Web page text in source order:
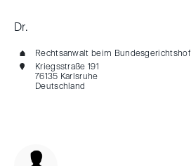
Dr.
Rechtsanwalt beim Bundesgerichtshof
Kriegsstraße 191
76135 Karlsruhe
Deutschland